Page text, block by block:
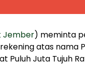
Jember) meminta
atas nama
Puluh Juta Tujuh